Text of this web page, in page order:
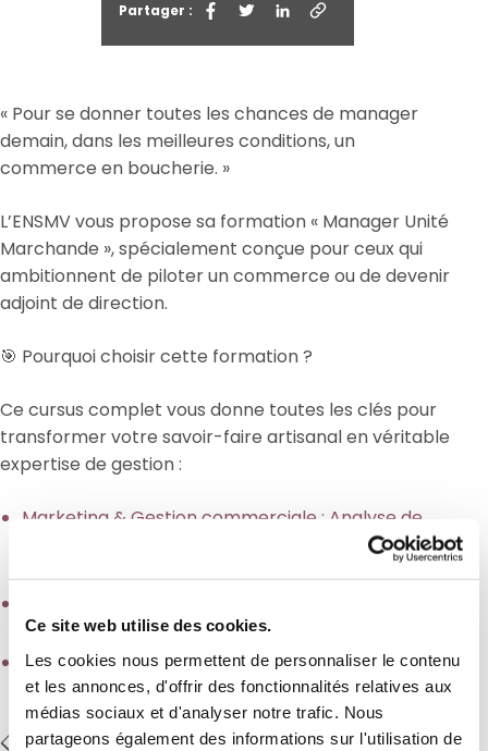
Ce site web utilise des cookies.
Les cookies nous permettent de personnaliser le contenu
et les annonces, d'offrir des fonctionnalités relatives aux
médias sociaux et d'analyser notre trafic. Nous
partageons également des informations sur l'utilisation de
Partager :
« Pour se donner toutes les chances de manager
demain, dans les meilleures conditions, un
commerce en boucherie. »
L’ENSMV vous propose sa formation « Manager Unité
Marchande », spécialement conçue pour ceux qui
ambitionnent de piloter un commerce ou de devenir
adjoint de direction.
🎯 Pourquoi choisir cette formation ?
Ce cursus complet vous donne toutes les clés pour
transformer votre savoir-faire artisanal en véritable
expertise de gestion :
Marketing & Gestion commerciale : Analyse de
l’environnement, relation client et gestion des
résultat et tableaux de bord.
Ressources humaines & Droit : Management
d’équipe, droit du travail et communication.
📋 En bref :